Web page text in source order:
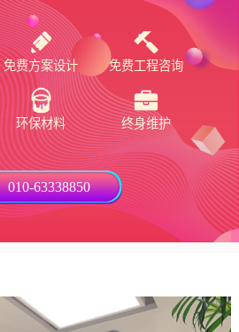
免费方案设计 免费工程咨询
环保材料 终身维护
010-63338850